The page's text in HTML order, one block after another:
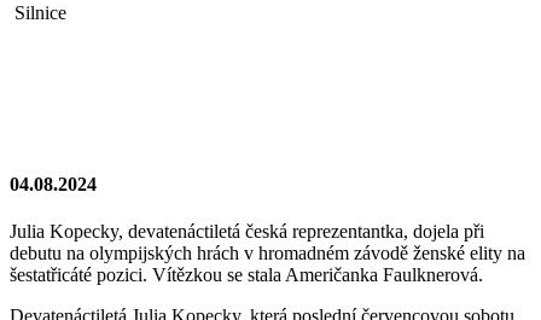
Silnice
04.08.2024
Julia Kopecky, devatenáctiletá česká reprezentantka, dojela při
debutu na olympijských hrách v hromadném závodě ženské elity na
šestatřicáté pozici. Vítězkou se stala Američanka Faulknerová.